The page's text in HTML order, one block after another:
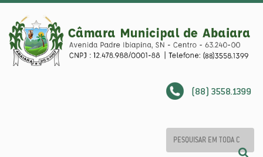
(88) 3558.1399